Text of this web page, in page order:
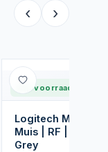
‹ ›
Op voorraad
Logitech M185 |
Muis | RF | 4000
Grey